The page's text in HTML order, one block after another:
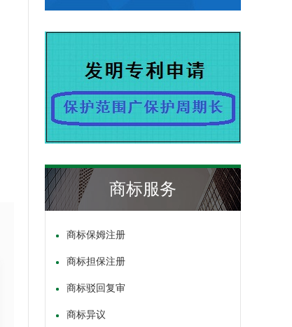
商标服务
商标保姆注册
商标担保注册
商标驳回复审
商标异议